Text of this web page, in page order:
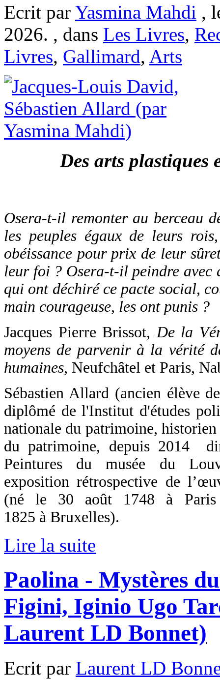
Ecrit par Yasmina Mahdi ,
2026. , dans Les Livres,
Livres, Gallimard, Arts
Des arts plastiques
Osera-t-il remonter au berceau
les peuples égaux de leurs
obéissance pour prix de leur
leur foi ? Osera-t-il peindre avec
qui ont déchiré ce pacte social,
main courageuse, les ont punis ?
Jacques Pierre Brissot, De la
moyens de parvenir à la vérité
humaines, Neufchâtel et Paris,
Sébastien Allard (ancien élève
diplômé de l'Institut d'études
nationale du patrimoine,
du patrimoine, depuis 2014
Peintures du musée du
exposition rétrospective de
(né le 30 août 1748 à
1825 à Bruxelles).
Lire la suite
Paolina - Mystères
Figini, Iginio Ugo
Laurent LD Bonnet)
Ecrit par Laurent LD